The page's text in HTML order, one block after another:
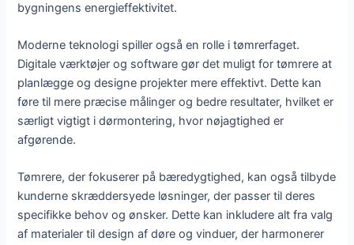
bygningens energieffektivitet.
Moderne teknologi spiller også en rolle i tømrerfaget.
Digitale værktøjer og software gør det muligt for tømrere at
planlægge og designe projekter mere effektivt. Dette kan
føre til mere præcise målinger og bedre resultater, hvilket er
særligt vigtigt i dørmontering, hvor nøjagtighed er
afgørende.
Tømrere, der fokuserer på bæredygtighed, kan også tilbyde
kunderne skræddersyede løsninger, der passer til deres
specifikke behov og ønsker. Dette kan inkludere alt fra valg
af materialer til design af døre og vinduer, der harmonerer